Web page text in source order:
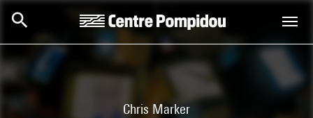
Chris Marker